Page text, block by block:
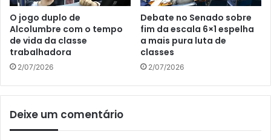
O jogo duplo de
Alcolumbre com o tempo
de vida da classe
trabalhadora
2/07/2026
Debate no Senado sobre
fim da escala 6×1 espelha
a mais pura luta de
classes
2/07/2026
Deixe um comentário